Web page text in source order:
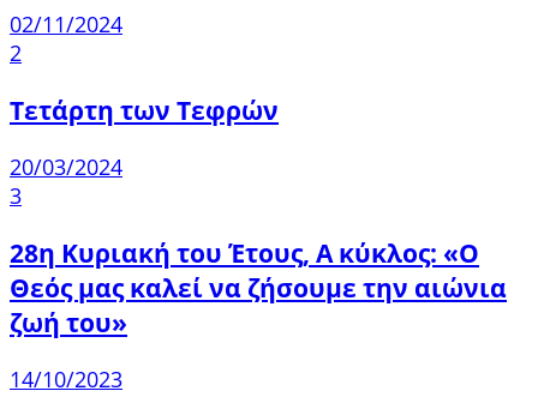
02/11/2024
2
Τετάρτη των Τεφρών
20/03/2024
3
28η Κυριακή του Έτους, Α κύκλος: «Ο
Θεός μας καλεί να ζήσουμε την αιώνια
ζωή του»
14/10/2023